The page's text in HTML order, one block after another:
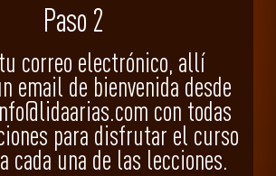
Paso 2
correo electrónico, allí
email de bienvenida desde
con todas
para disfrutar el curso
cada una de las lecciones.